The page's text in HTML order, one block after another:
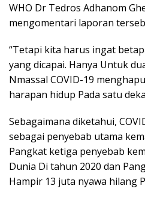
WHO Dr Tedros Adhanom
mengomentari laporan
“Tetapi kita harus ingat
yang dicapai. Hanya Untuk
Nmassal COVID-19
harapan hidup Pada satu
Sebagaimana diketahui,
sebagai penyebab utama
Pangkat ketiga penyebab
Dunia Di tahun 2020 dan
Hampir 13 juta nyawa hilang